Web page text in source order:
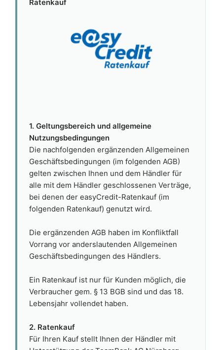
Ratenkauf
1. Geltungsbereich und allgemeine
Nutzungsbedingungen
Die nachfolgenden ergänzenden Allgemeinen
Geschäftsbedingungen (im folgenden AGB)
gelten zwischen Ihnen und dem Händler für
alle mit dem Händler geschlossenen Verträge,
bei denen der easyCredit-Ratenkauf (im
folgenden Ratenkauf) genutzt wird.
Die ergänzenden AGB haben im Konfliktfall
Vorrang vor anderslautenden Allgemeinen
Geschäftsbedingungen des Händlers.
Ein Ratenkauf ist nur für Kunden möglich, die
Verbraucher gem. § 13 BGB sind und das 18.
Lebensjahr vollendet haben.
2. Ratenkauf
Für Ihren Kauf stellt Ihnen der Händler mit